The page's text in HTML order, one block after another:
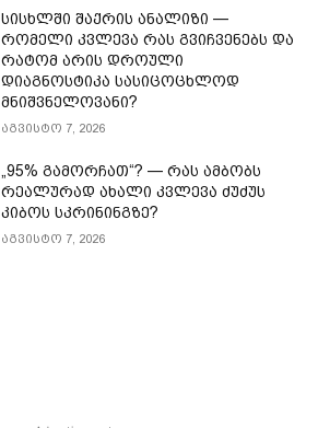
სისხლში შაქრის ანალიზი —
რომელი კვლევა რას გვიჩვენებს და
რატომ არის დროული
დიაგნოსტიკა სასიცოცხლოდ
მნიშვნელოვანი?
აგვისტო 7, 2026
„95% გამორჩათ“? — რას ამბობს
რეალურად ახალი კვლევა ძუძუს
კიბოს სკრინინგზე?
აგვისტო 7, 2026